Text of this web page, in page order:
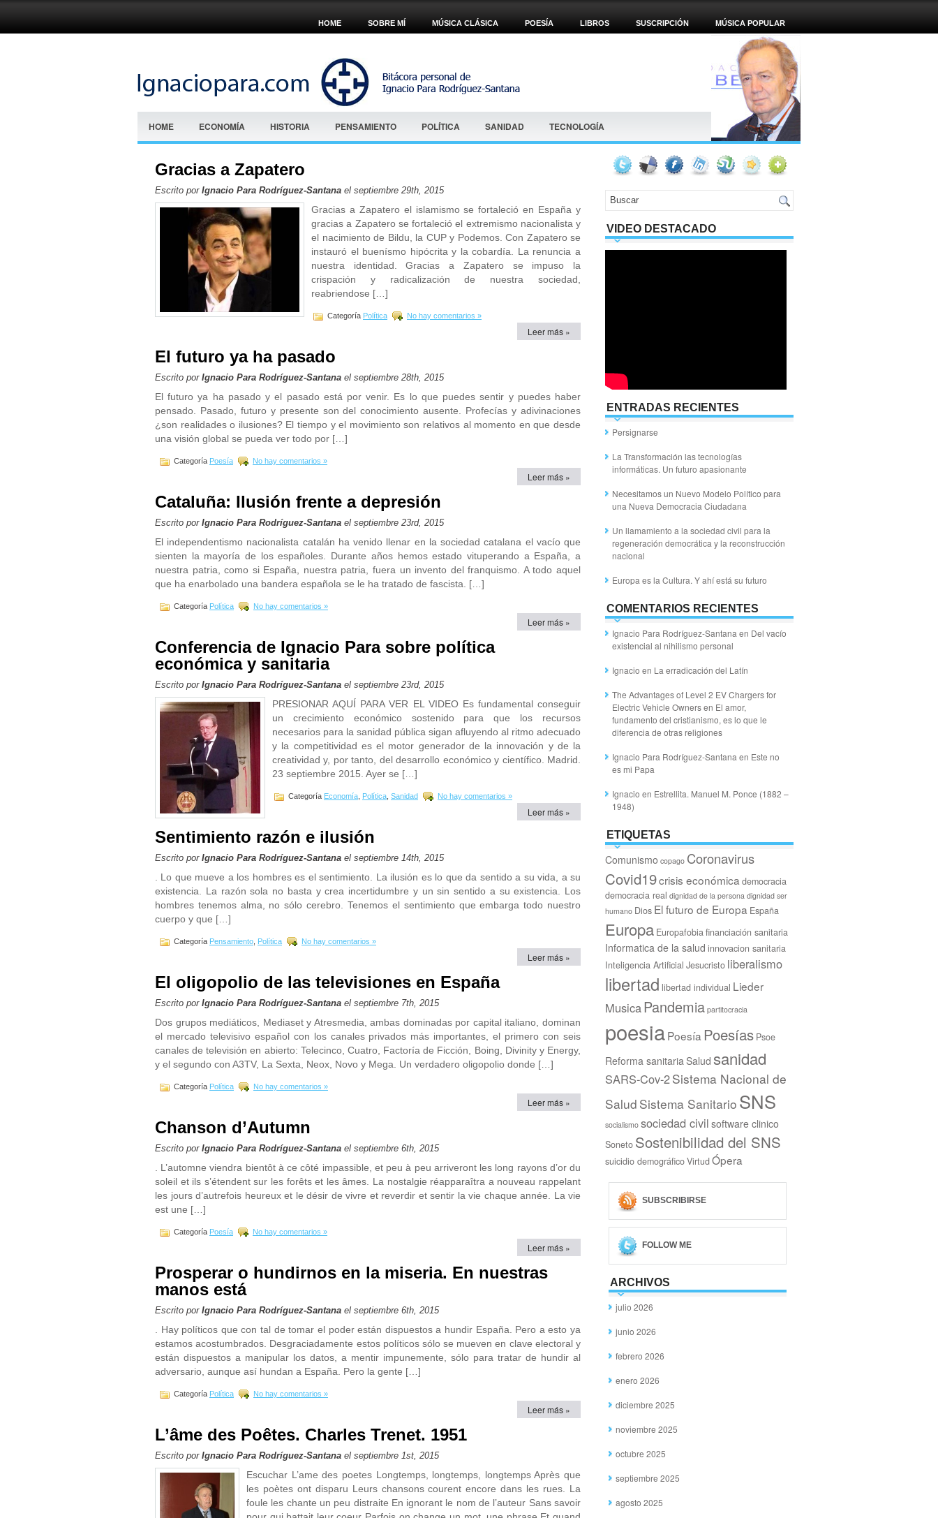
HOME SOBRE MÍ MÚSICA CLÁSICA POESÍA LIBROS SUSCRIPCIÓN MÚSICA POPULAR
HOME ECONOMÍA HISTORIA PENSAMIENTO POLÍTICA SANIDAD TECNOLOGÍA
Gracias a Zapatero
Escrito por Ignacio Para Rodríguez-Santana el septiembre 29th, 2015
Gracias a Zapatero el islamismo se fortaleció en España y
gracias a Zapatero se fortaleció el extremismo nacionalista y
el nacimiento de Bildu, la CUP y Podemos. Con Zapatero se
instauró el buenísmo hipócrita y la cobardía. La renuncia a
nuestra identidad. Gracias a Zapatero se impuso la
crispación y radicalización de nuestra sociedad,
reabriendose […]
Categoría Política No hay comentarios »
Leer más »
El futuro ya ha pasado
Escrito por Ignacio Para Rodríguez-Santana el septiembre 28th, 2015
El futuro ya ha pasado y el pasado está por venir. Es lo que puedes sentir y puedes haber
pensado. Pasado, futuro y presente son del conocimiento ausente. Profecías y adivinaciones
¿son realidades o ilusiones? El tiempo y el movimiento son relativos al momento en que desde
una visión global se pueda ver todo por […]
Categoría Poesía No hay comentarios »
Leer más »
Cataluña: Ilusión frente a depresión
Escrito por Ignacio Para Rodríguez-Santana el septiembre 23rd, 2015
El independentismo nacionalista catalán ha venido llenar en la sociedad catalana el vacío que
sienten la mayoría de los españoles. Durante años hemos estado vituperando a España, a
nuestra patria, como si España, nuestra patria, fuera un invento del franquismo. A todo aquel
que ha enarbolado una bandera española se le ha tratado de fascista. […]
Categoría Política No hay comentarios »
Leer más »
Conferencia de Ignacio Para sobre política
económica y sanitaria
Escrito por Ignacio Para Rodríguez-Santana el septiembre 23rd, 2015
PRESIONAR AQUÍ PARA VER EL VIDEO Es fundamental conseguir
un crecimiento económico sostenido para que los recursos
necesarios para la sanidad pública sigan afluyendo al ritmo adecuado
y la competitividad es el motor generador de la innovación y de la
creatividad y, por tanto, del desarrollo económico y científico. Madrid.
23 septiembre 2015. Ayer se […]
Categoría Economía Política Sanidad No hay comentarios »
Leer más »
Sentimiento razón e ilusión
Escrito por Ignacio Para Rodríguez-Santana el septiembre 14th, 2015
. Lo que mueve a los hombres es el sentimiento. La ilusión es lo que da sentido a su vida, a su
existencia. La razón sola no basta y crea incertidumbre y un sin sentido a su existencia. Los
hombres tenemos alma, no sólo cerebro. Tenemos el sentimiento que embarga todo nuestro
cuerpo y que […]
Categoría Pensamiento Política No hay comentarios »
Leer más »
El oligopolio de las televisiones en España
Escrito por Ignacio Para Rodríguez-Santana el septiembre 7th, 2015
Dos grupos mediáticos, Mediaset y Atresmedia, ambas dominadas por capital italiano, dominan
el mercado televisivo español con los canales privados más importantes, el primero con seis
canales de televisión en abierto: Telecinco, Cuatro, Factoría de Ficción, Boing, Divinity y Energy,
y el segundo con A3TV, La Sexta, Neox, Novo y Mega. Un verdadero oligopolio donde […]
Categoría Política No hay comentarios »
Leer más »
Chanson d’Autumn
Escrito por Ignacio Para Rodríguez-Santana el septiembre 6th, 2015
. L’automne viendra bientôt à ce côté impassible, et peu à peu arriveront les long rayons d’or du
soleil et ils s’étendent sur les forêts et les âmes. La nostalgie réapparaîtra a nouveau rappelant
les jours d’autrefois heureux et le désir de vivre et reverdir et sentir la vie chaque année. La vie
est une […]
Categoría Poesía No hay comentarios »
Leer más »
Prosperar o hundirnos en la miseria. En nuestras
manos está
Escrito por Ignacio Para Rodríguez-Santana el septiembre 6th, 2015
. Hay políticos que con tal de tomar el poder están dispuestos a hundir España. Pero a esto ya
estamos acostumbrados. Desgraciadamente estos políticos sólo se mueven en clave electoral y
están dispuestos a manipular los datos, a mentir impunemente, sólo para tratar de hundir al
adversario, aunque así hundan a España. Pero la gente […]
Categoría Política No hay comentarios »
Leer más »
L’âme des Poêtes. Charles Trenet. 1951
Escrito por Ignacio Para Rodríguez-Santana el septiembre 1st, 2015
Escuchar L’ame des poetes Longtemps, longtemps, longtemps Après que
les poètes ont disparu Leurs chansons courent encore dans les rues. La
foule les chante un peu distraite En ignorant le nom de l’auteur Sans savoir
VIDEO DESTACADO
ENTRADAS RECIENTES
Persignarse
La Transformación las tecnologías
informáticas. Un futuro apasionante
Necesitamos un Nuevo Modelo Político para
una Nueva Democracia Ciudadana
Un llamamiento a la sociedad civil para la
regeneración democrática y la reconstrucción
nacional
Europa es la Cultura. Y ahí está su futuro
COMENTARIOS RECIENTES
Ignacio Para Rodríguez-Santana en Del vacío
existencial al nihilismo personal
Ignacio en La erradicación del Latín
The Advantages of Level 2 EV Chargers for
Electric Vehicle Ownersen El amor,
fundamento del cristianismo, es lo que le
diferencia de otras religiones
Ignacio Para Rodríguez-Santana en Este no
es mi Papa
Ignacio en Estrellita. Manuel M. Ponce (1882 –
1948)
ETIQUETAS
Comunismo copago Coronavirus
Covid19crisis económica democracia
democracia real dignidad de la persona dignidad ser
humano Dios El futuro de Europa España
Europa Europafobiafinanciación sanitaria
Informatica de la salud innovacion sanitaria
Inteligencia Artificial Jesucristo liberalismo
libertad libertad individual Lieder
MusicaPandemia partitocracia
poesiaPoesía Poesías Psoe
Reforma sanitariaSalud sanidad
SARS-Cov-2Sistema Nacional de
Salud Sistema Sanitario SNS
socialismo sociedad civil software clinico
Soneto Sostenibilidad del SNS
suicidio demográficoVirtudÓpera
SUBSCRIBIRSE
FOLLOW ME
ARCHIVOS
julio 2026
junio 2026
febrero 2026
enero 2026
diciembre 2025
noviembre 2025
octubre 2025
septiembre 2025
agosto 2025